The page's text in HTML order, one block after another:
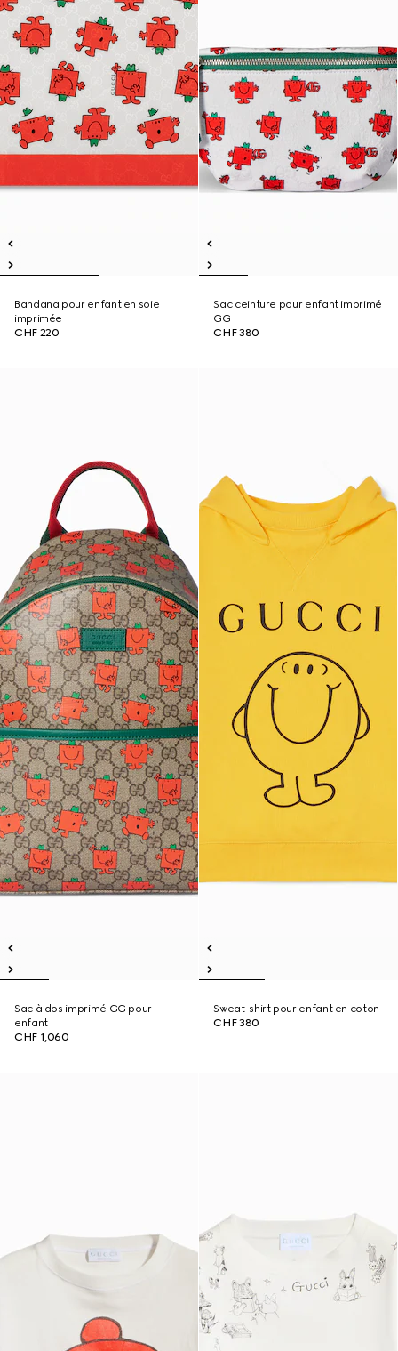
Bandana pour enfant en soie
imprimée
CHF 220
Sac ceinture pour enfant imprimé
GG
CHF 380
Sac à dos imprimé GG pour
enfant
CHF 1,060
Sweat-shirt pour enfant en coton
CHF 380